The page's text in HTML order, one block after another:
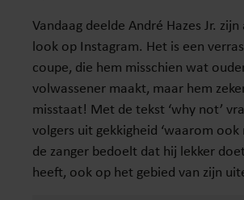
Vandaag deelde André Hazes Jr.
look op Instagram. Het is een
coupe, die hem misschien wat
volwassener maakt, maar hem
misstaat! Met de tekst ‘why not’
volgers uit gekkigheid ‘waarom ook
de zanger bedoelt dat hij lekker
heeft, ook op het gebied van zijn